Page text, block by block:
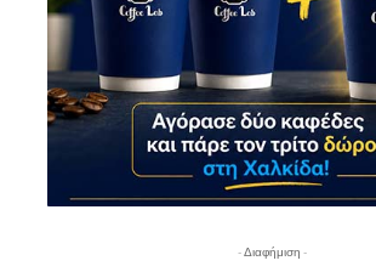
- Διαφήμιση -